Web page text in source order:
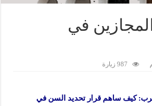
في
987 زيارة
كيف ساهم قرار تحديد السن في